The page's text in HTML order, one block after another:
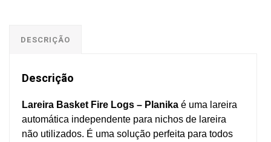
DESCRIÇÃO
Descrição
Lareira Basket Fire Logs – Planika é uma lareira
automática independente para nichos de lareira
não utilizados. É uma solução perfeita para todos